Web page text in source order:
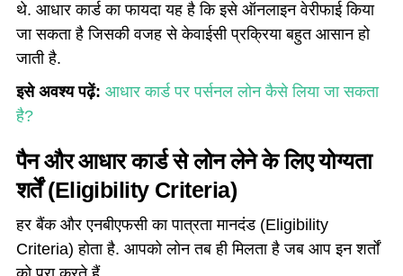
थे. आधार कार्ड का फायदा यह है कि इसे ऑनलाइन वेरीफाई किया
जा सकता है जिसकी वजह से केवाईसी प्रक्रिया बहुत आसान हो
जाती है.
इसे अवश्य पढ़ें: आधार कार्ड पर पर्सनल लोन कैसे लिया जा सकता
है?
पैन और आधार कार्ड से लोन लेने के लिए योग्यता
शर्तें(Eligibility Criteria)
हर बैंक और एनबीएफसी का पात्रता मानदंड (Eligibility
Criteria) होता है. आपको लोन तब ही मिलता है जब आप इन शर्तों